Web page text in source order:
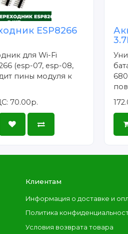
ESP8266
для Wi-Fi
(esp-07, esp-08,
пины модуля к
70.00р.
Клиентам
Информация о доставке и
Политика
Условия возврата товара